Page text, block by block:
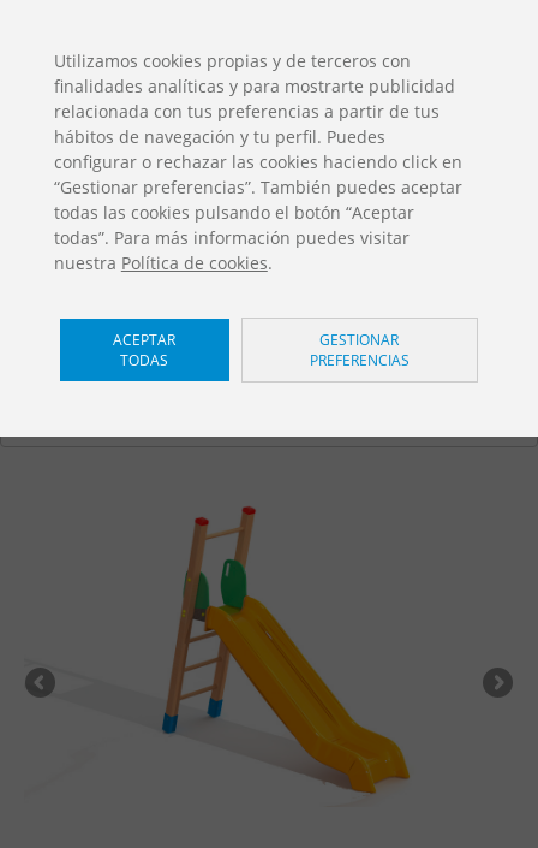
DESCARGAS
Catálogos Jolas
Grenada
TR-T130 SP
Utilizamos cookies propias y de terceros con
finalidades analíticas y para mostrarte publicidad
relacionada con tus preferencias a partir de tus
hábitos de navegación y tu perfil. Puedes
configurar o rechazar las cookies haciendo click en
“Gestionar preferencias”. También puedes aceptar
todas las cookies pulsando el botón “Aceptar
todas”. Para más información puedes visitar
nuestra Política de cookies.
ACEPTAR
TODAS
GESTIONAR
PREFERENCIAS